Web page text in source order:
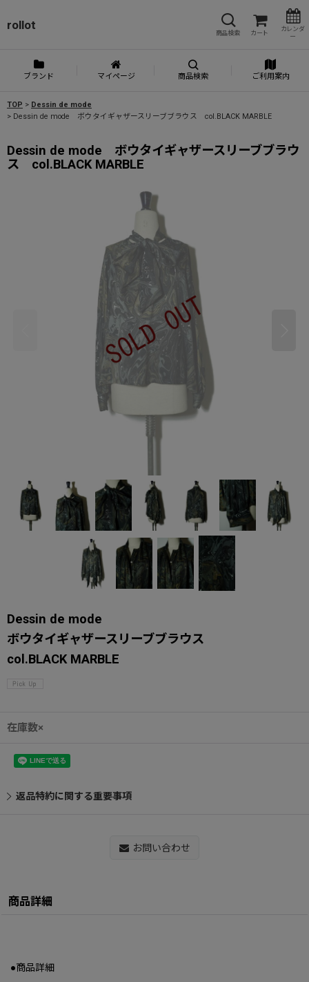
rollot
商品検索 カート
カレンダ
ー
ブランド マイページ 商品検索 ご利用案内
TOP > Dessin de mode
> Dessin de mode ボウタイギャザースリーブブラウス col.BLACK MARBLE
Dessin de mode ボウタイギャザースリーブブラウ
ス col.BLACK MARBLE
Dessin de mode
ボウタイギャザースリーブブラウス
col.BLACK MARBLE
在庫数×
返品特約に関する重要事項
お問い合わせ
商品詳細
●商品詳細